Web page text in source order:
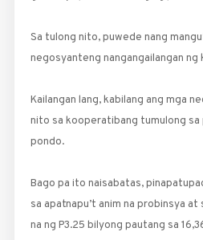
Sa tulong nito, puwede nang
negosyanteng nangangailangan ng
Kailangan lang, kabilang ang mga
nito sa kooperatibang tumulong sa
pondo.
Bago pa ito naisabatas,
sa apatnapu’t anim na probinsya
na ng P3.25 bilyong pautang sa